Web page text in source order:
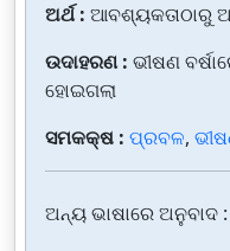
ଅର୍ଥ : ଆବଶ୍ୟକତାଠାରୁ
ଉଦାହରଣ : ଭୀଷଣ
ହୋଇଗଲା
ସମକକ୍ଷ : ପ୍ରବଳ,
ଅନ୍ୟ ଭାଷାରେ ଅନୁବାଦ :